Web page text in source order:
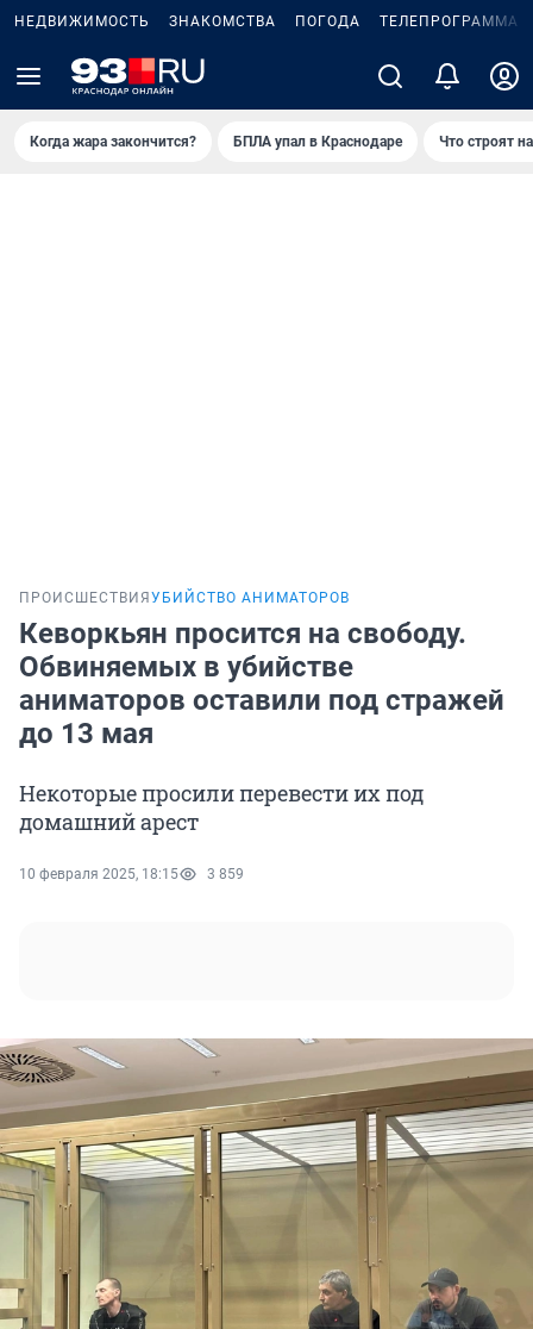
НЕДВИЖИМОСТЬ ЗНАКОМСТВА ПОГОДА ТЕЛЕПРОГРАММА
Когда жара закончится? БПЛА упал в Краснодаре Что строят
ПРОИСШЕСТВИЯ УБИЙСТВО АНИМАТОРОВ
Кеворкьян просится на свободу.
Обвиняемых в убийстве
аниматоров оставили под стражей
до 13 мая
Некоторые просили перевести их под
домашний арест
10 февраля 2025, 18:15 3 859